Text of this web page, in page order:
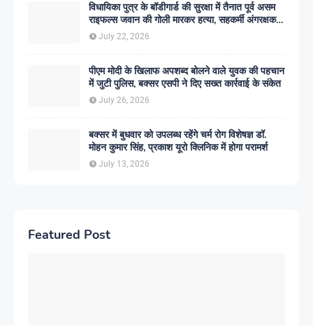
विधायिका पुत्र के बॉडीगार्ड की सुरक्षा में तैनात पूर्व असम
राइफल्स जवान की गोली मारकर हत्या, सहकर्मी अंगरक्षक
गिरफ्तार
July 22, 2026
पीएम मोदी के खिलाफ अपशब्द बोलने वाले युवक की पहचान
में जुटी पुलिस, बक्सर एसपी ने दिए सख्त कार्रवाई के संकेत
July 26, 2026
बक्सर में बुधवार को उपलब्ध रहेंगे चर्म रोग विशेषज्ञ डॉ.
मोहन कुमार सिंह, प्रकाश यूरो क्लिनिक में होगा परामर्श
July 13, 2026
Featured Post